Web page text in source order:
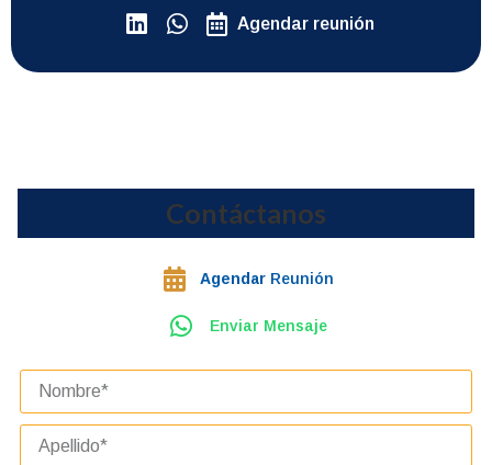
Agendar reunión
Contáctanos
Agendar Reunión
Enviar Mensaje